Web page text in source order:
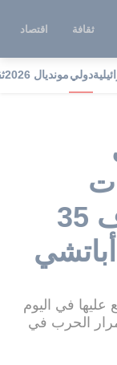
ثقافة اقتصاد
دوليمونديال 2026
المقاتلات من نوع إف 35
عليها في اليوم
الحرب في